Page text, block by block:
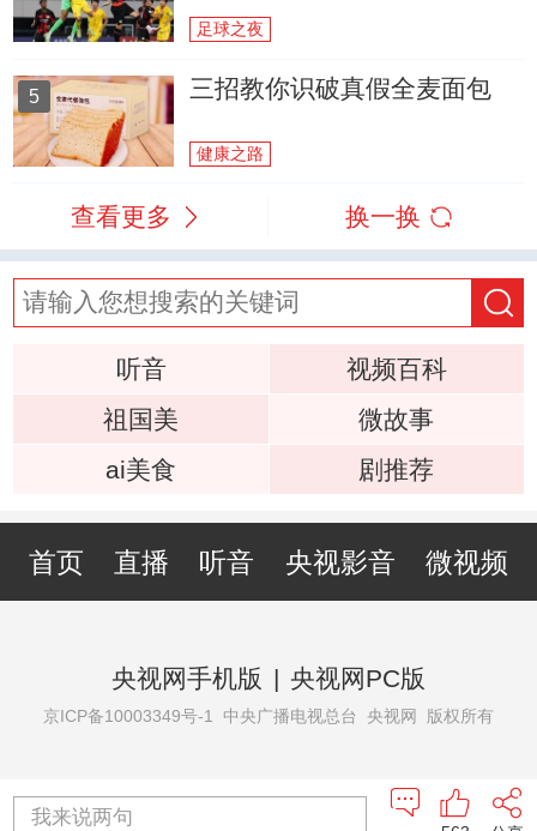
足球之夜
5 三招教你识破真假全麦面包
健康之路
查看更多 换一换
听音
视频百科
祖国美
微故事
ai美食
剧推荐
首页 直播 听音 央视影音 微视频
央视网手机版 | 央视网PC版
京ICP备10003349号-1 中央广播电视总台 央视网 版权所有
我来说两句